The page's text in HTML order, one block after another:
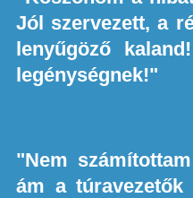
Jól szervezett, a
lenyűgöző
legénységnek!"
"Nem
ám a túravezetők